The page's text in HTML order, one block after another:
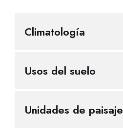
Climatología
Usos del suelo
Unidades de paisaje